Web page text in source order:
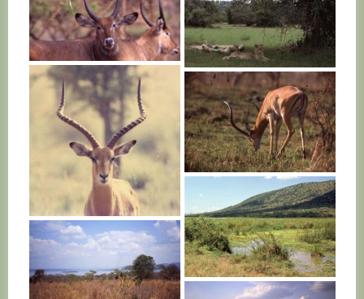
RWANDA
RWANDA
RWANDA
RWANDA